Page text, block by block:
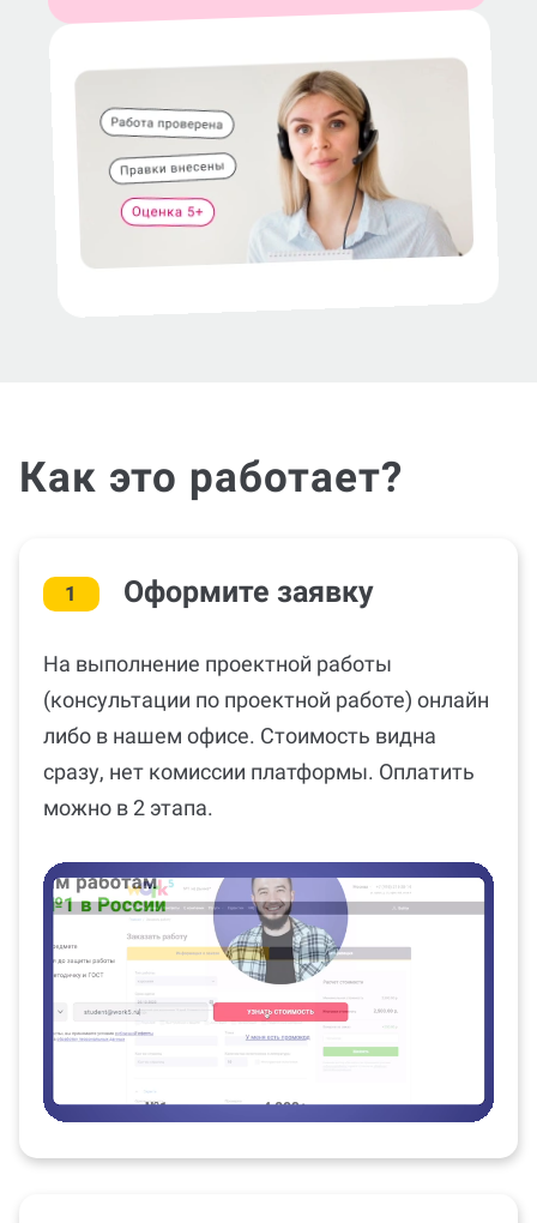
Как это работает?
1 Оформите заявку
На выполнение проектной работы
(консультации по проектной работе) онлайн
либо в нашем офисе. Стоимость видна
сразу, нет комиссии платформы. Оплатить
можно в 2 этапа.